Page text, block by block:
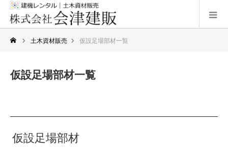
土木資材販売 仮設足場部材一覧
仮設足場部材一覧
仮設足場部材